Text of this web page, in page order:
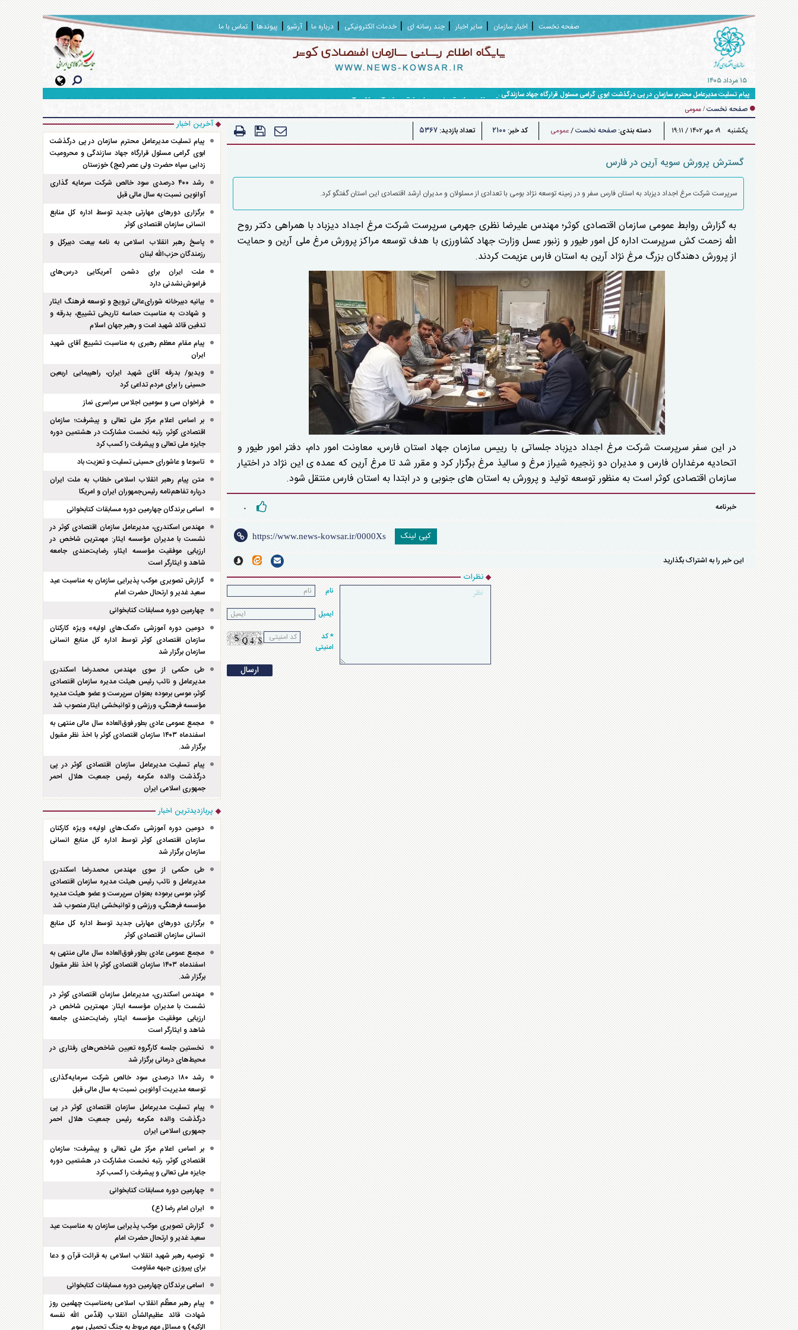
صفحه نخست اخبار سازمان سایر اخبار چند رسانه ای خدمات الکترونیکی درباره ما آرشیو پیوندها تماس با ما
۱۵ مرداد ۱۴۰۵
پیام تسلیت مدیرعامل محترم سازمان در پی درگذشت ابوی گرامی مسئول قرارگاه جهاد سازندگی و محرومیت زدایی سپاه حضرت ولی عصر (عج) خوزستان
صفحه نخست / عمومی
يکشنبه ۰۹ مهر ۱۴۰۲ / ۱۹:۱۱ دسته بندی: صفحه نخست/عمومی کد خبر: ۲۱۰۰ تعداد بازدید: ۵۳۶۷
گسترش پرورش سویه آرین در فارس
سرپرست شرکت مرغ اجداد دیزباد به استان فارس سفر و در زمینه توسعه نژاد بومی با تعدادی از مسئولان و مدیران ارشد اقتصادی این استان گفتگو کرد.
به گزارش روابط عمومی سازمان اقتصادی کوثر؛ مهندس علیرضا نظری جهرمی سرپرست شرکت مرغ اجداد دیزباد با همراهی دکتر روح
الله زحمت کش سرپرست اداره کل امور طیور و زنبور عسل وزارت جهاد کشاورزی با هدف توسعه مراکز پرورش مرغ ملی آرین و حمایت
از پرورش دهندگان بزرگ مرغ نژاد آرین به استان فارس عزیمت کردند.
در این سفر سرپرست شرکت مرغ اجداد دیزباد جلساتی با رییس سازمان جهاد استان فارس، معاونت امور دام، دفتر امور طیور و
اتحادیه مرغداران فارس و مدیران دو زنجیره شیراز مرغ و سالیذ مرغ برگزار کرد و مقرر شد تا مرغ آرین که عمده ی این نژاد در اختیار
سازمان اقتصادی کوثر است به منظور توسعه تولید و پرورش به استان های جنوبی و در ابتدا به استان فارس منتقل شود.
خبرنامه ۰
کپی لینک
این خبر را به اشتراک بگذارید
نظرات
نام
ایمیل
* کد
امنیتی
آخرین اخبار
پیام تسلیت مدیرعامل محترم سازمان در پی درگذشت
ابوی گرامی مسئول قرارگاه جهاد سازندگی و محرومیت
زدایی سپاه حضرت ولی عصر (عج) خوزستان
رشد ۴۰۰ درصدی سود خالص شرکت سرمایه گذاری
آوانوین نسبت به سال مالی قبل
برگزاری دور‌های مهارتی جدید توسط اداره کل منابع
انسانی سازمان اقتصادی کوثر
پاسخ رهبر انقلاب اسلامی به نامه بیعت دبیرکل و
رزمندگان حزب‌الله لبنان
ملت ایران برای دشمن آمریکایی درس‌های
فراموش‌نشدنی دارد
بیانیه دبیرخانه شورای‌عالی ترویج و توسعه فرهنگ ایثار
و شهادت به مناسبت حماسه تاریخی تشییع، بدرقه و
تدفین قائد شهید امت و رهبر جهان اسلام
پیام مقام معظم رهبری به مناسبت تشییع آقای شهید
ایران
ویدیو/ بدرقه آقای شهید ایران، راهپیمایی اربعین
حسینی را برای مردم تداعی کرد
فراخوان سی و سومین اجلاس سراسری نماز
بر اساس اعلام مرکز ملی تعالی و پیشرفت؛ سازمان
اقتصادی کوثر، رتبه نخست مشارکت در هشتمین دوره
جایزه ملی تعالی و پیشرفت را کسب کرد
تاسوعا و عاشورای حسینی تسلیت و تعزیت باد
متن پیام رهبر انقلاب اسلامی خطاب به ملت ایران
درباره تفاهم‌نامه رئیس‌جمهوران ایران و امریکا
اسامی برندگان چهارمین دوره مسابقات کتابخوانی
مهندس اسکندری، مدیرعامل سازمان اقتصادی کوثر در
نشست با مدیران مؤسسه ایثار: مهمترین شاخص در
ارزیابی موفقیت مؤسسه ایثار، رضایت‌مندی جامعه
شاهد و ایثارگر است
گزارش تصویری موکب پذیرایی سازمان به مناسبت عید
سعید غدیر و ارتحال حضرت امام
چهارمین دوره مسابقات کتابخوانی
دومین دوره آموزشی «کمک‌های اولیه» ویژه کارکنان
سازمان اقتصادی کوثر توسط اداره کل منابع انسانی
سازمان برگزار شد
طی حکمی از سوی مهندس محمدرضا اسکندری
مدیرعامل و نائب رئیس هیئت مدیره سازمان اقتصادی
کوثر، موسی برموده بعنوان سرپرست و عضو هیئت مدیره
مؤسسه فرهنگی، ورزشی و توانبخشی ایثار منصوب شد
مجمع عمومی عادی بطور فوق‌العاده سال مالی منتهی به
اسفند‌ماه ۱۴۰۳ سازمان اقتصادی کوثر با اخذ نظر مقبول
برگزار شد.
پیام تسلیت مدیرعامل سازمان اقتصادی کوثر در پی
درگذشت والده مکرمه رئیس جمعیت هلال احمر
جمهوری اسلامی ایران
پربازدیدترین اخبار
دومین دوره آموزشی «کمک‌های اولیه» ویژه کارکنان
سازمان اقتصادی کوثر توسط اداره کل منابع انسانی
سازمان برگزار شد
طی حکمی از سوی مهندس محمدرضا اسکندری
مدیرعامل و نائب رئیس هیئت مدیره سازمان اقتصادی
کوثر، موسی برموده بعنوان سرپرست و عضو هیئت مدیره
مؤسسه فرهنگی، ورزشی و توانبخشی ایثار منصوب شد
برگزاری دور‌های مهارتی جدید توسط اداره کل منابع
انسانی سازمان اقتصادی کوثر
مجمع عمومی عادی بطور فوق‌العاده سال مالی منتهی به
اسفند‌ماه ۱۴۰۳ سازمان اقتصادی کوثر با اخذ نظر مقبول
برگزار شد.
مهندس اسکندری، مدیرعامل سازمان اقتصادی کوثر در
نشست با مدیران مؤسسه ایثار: مهمترین شاخص در
ارزیابی موفقیت مؤسسه ایثار، رضایت‌مندی جامعه
شاهد و ایثارگر است
نخستین جلسه کارگروه تعیین شاخص‌های رفتاری در
محیط‌های درمانی برگزار شد
رشد ۱۸۰ درصدی سود خالص شرکت سرمایه‌گذاری
توسعه مدیریت آوانوین نسبت به سال مالی قبل
پیام تسلیت مدیرعامل سازمان اقتصادی کوثر در پی
درگذشت والده مکرمه رئیس جمعیت هلال احمر
جمهوری اسلامی ایران
بر اساس اعلام مرکز ملی تعالی و پیشرفت؛ سازمان
اقتصادی کوثر، رتبه نخست مشارکت در هشتمین دوره
جایزه ملی تعالی و پیشرفت را کسب کرد
چهارمین دوره مسابقات کتابخوانی
ایران امام رضا (ع)
گزارش تصویری موکب پذیرایی سازمان به مناسبت عید
سعید غدیر و ارتحال حضرت امام
توصیه رهبر شهید انقلاب اسلامی به قرائت قرآن و دعا
برای پیروزی جبهه مقاومت
اسامی برندگان چهارمین دوره مسابقات کتابخوانی
پیام رهبر معظّم انقلاب اسلامی به‌مناسبت چهلمین روز
شهادت قائد عظیم‌الشأن انقلاب (قدّس الله نفسه
الزکیه) و مسائل مهم مربوط به جنگ تحمیلی سوم